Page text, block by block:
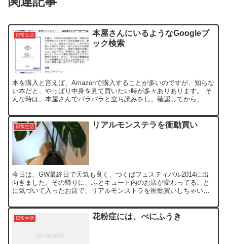
日常生活
本屋さんにいるようなGoogleブ
ック検索
本を購入と言えば、Amazonで購入することが多いのですが、知らな
い本だと、やっぱり中身を見て買いたい時が多々ありあります。 そ
んな時は、本屋さんでパラパラと立ち読みをし、確認してから、
日常生活 リアルモンステラを衝動買い
今日は、GW最終日で天気も良く、つくばフェスティバル2014に出
向きました。その帰りに、ふとキュート内のお店が変わってること
に気づいて入ったお店で、リアルモンストラを衝動買いしちゃいま
日常生活 花粉症には、べにふうき